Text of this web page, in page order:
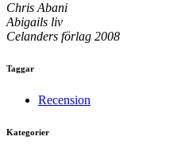
Chris Abani
Abigails liv
Celanders förlag 2008
Taggar
Recension
Kategorier